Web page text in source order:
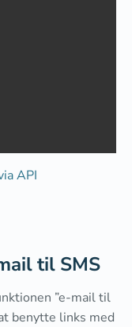
API
til SMS
”e-mail til
benytte links med